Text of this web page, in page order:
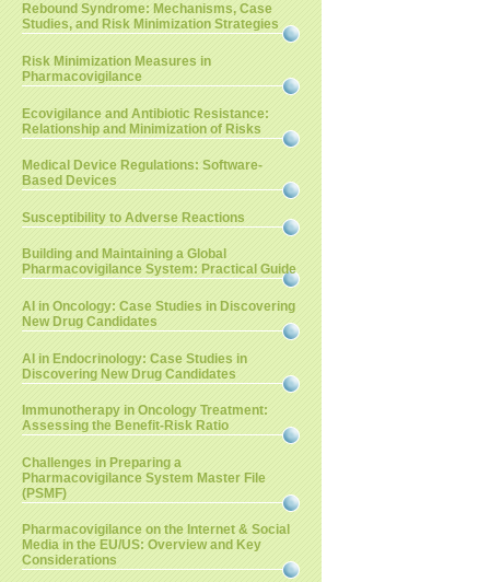
Rebound Syndrome: Mechanisms, Case
Studies, and Risk Minimization Strategies
Risk Minimization Measures in
Pharmacovigilance
Ecovigilance and Antibiotic Resistance:
Relationship and Minimization of Risks
Medical Device Regulations: Software-
Based Devices
Susceptibility to Adverse Reactions
Building and Maintaining a Global
Pharmacovigilance System: Practical Guide
AI in Oncology: Case Studies in Discovering
New Drug Candidates
AI in Endocrinology: Case Studies in
Discovering New Drug Candidates
Immunotherapy in Oncology Treatment:
Assessing the Benefit-Risk Ratio
Challenges in Preparing a
Pharmacovigilance System Master File
(PSMF)
Pharmacovigilance on the Internet & Social
Media in the EU/US: Overview and Key
Considerations